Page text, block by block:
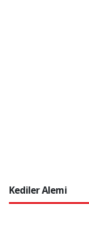
Kediler Alemi